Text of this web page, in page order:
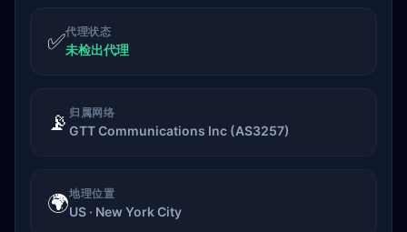
✅代理状态
未检出代理
📡 归属网络
GTT Communications Inc (AS3257)
🌍地理位置
US · New York City